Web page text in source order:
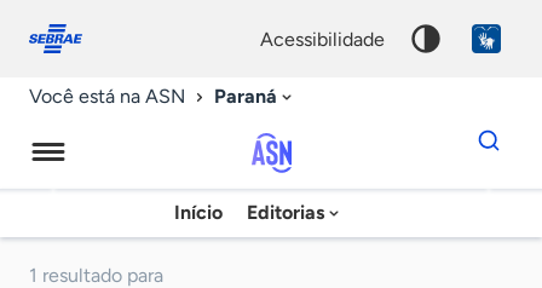
conosco
acessibilidade
Você está na ASN Paraná
Agência
Sebrae
Início Editorias
Dados
para
chave
1 resultado para